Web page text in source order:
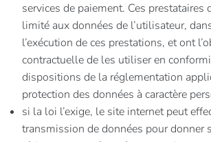
services de paiement. Ces prestataires
limité aux données de l’utilisateur,
l’exécution de ces prestations, et ont
contractuelle de les utiliser en
dispositions de la réglementation
protection des données à caractère
si la loi l’exige, le site internet peut
transmission de données pour donner